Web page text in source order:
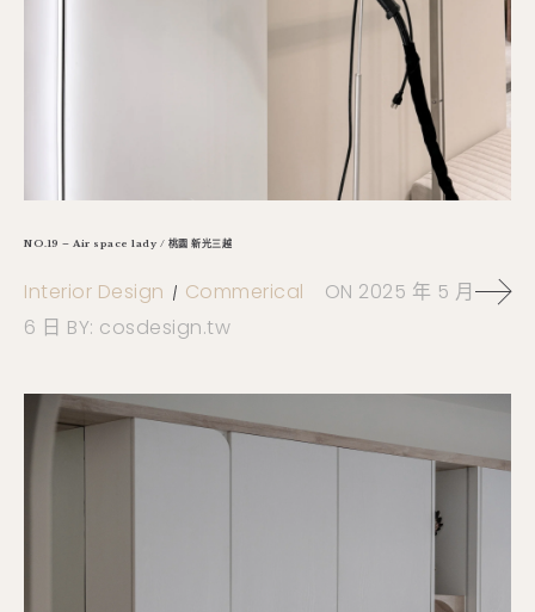
NO.19 – Air space lady / 桃園 新光三越
Interior Design Commerical ON 2025 年 5 月
6 日 BY: cosdesign.tw